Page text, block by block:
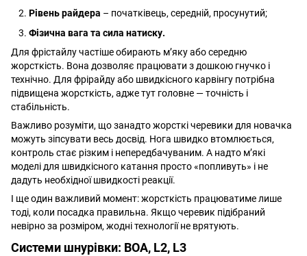
Рівень райдера – початківець, середній, просунутий;
Фізична вага та сила натиску.
Для фрістайлу частіше обирають м’яку або середню
жорсткість. Вона дозволяє працювати з дошкою гнучко і
технічно. Для фрірайду або швидкісного карвінгу потрібна
підвищена жорсткість, адже тут головне — точність і
стабільність.
Важливо розуміти, що занадто жорсткі черевики для новачка
можуть зіпсувати весь досвід. Нога швидко втомлюється,
контроль стає різким і непередбачуваним. А надто м’які
моделі для швидкісного катання просто «попливуть» і не
дадуть необхідної швидкості реакції.
І ще один важливий момент: жорсткість працюватиме лише
тоді, коли посадка правильна. Якщо черевик підібраний
невірно за розміром, жодні технології не врятують.
Системи шнурівки: BOA, L2, L3